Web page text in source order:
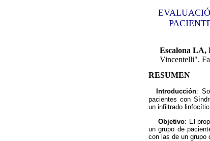
Escalona LA,
Vincentelli".
RESUMEN
Introducción:
pacientes con
un infiltrado
Objetivo: El
un grupo de
con las de un grupo